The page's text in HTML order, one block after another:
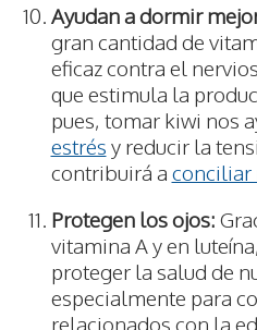
Ayudan a dormir
gran cantidad de
eficaz contra el
que estimula la
pues, tomar kiwi nos
estrés y reducir la
contribuirá a conciliar
Protegen los ojos:
vitamina A y en
proteger la salud de
especialmente para
relacionados con la